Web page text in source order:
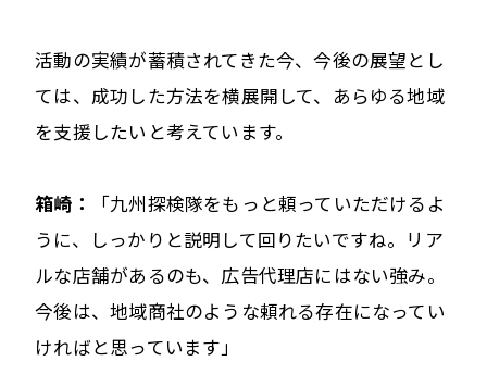
活動の実績が蓄積されてきた今、今後の展望とし
ては、成功した方法を横展開して、あらゆる地域
を支援したいと考えています。
箱崎：
「九州探検隊をもっと頼っていただけるよ
うに、しっかりと説明して回りたいですね。リア
ルな店舗があるのも、広告代理店にはない強み。
今後は、地域商社のような頼れる存在になってい
ければと思っています」